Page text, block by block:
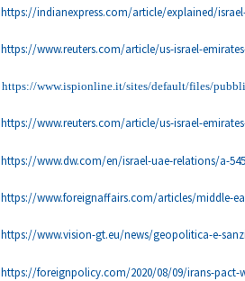
https://indianexpress.com/article/explained/
https://www.reuters.com/article/us-israel-
https://www.ispionline.it/sites/default/files/
https://www.reuters.com/article/us-israel-
https://www.dw.com/en/israel-uae-relations/a-
https://www.foreignaffairs.com/articles/middle-
https://www.vision-gt.eu/news/geopolitica-e-
https://foreignpolicy.com/2020/08/09/irans-pact-